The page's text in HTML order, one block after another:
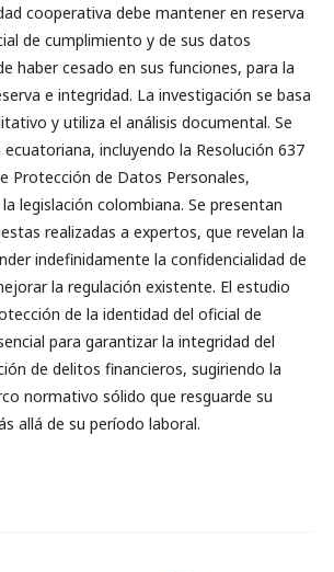
cooperativa debe mantener en reserva
de cumplimiento y de sus datos
haber cesado en sus funciones, para la
e integridad. La investigación se basa
y utiliza el análisis documental. Se
incluyendo la Resolución 637
Protección de Datos Personales,
legislación colombiana. Se presentan
realizadas a expertos, que revelan la
indefinidamente la confidencialidad de
la regulación existente. El estudio
de la identidad del oficial de
para garantizar la integridad del
de delitos financieros, sugiriendo la
normativo sólido que resguarde su
allá de su período laboral.